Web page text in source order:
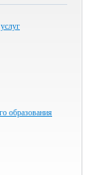
образования